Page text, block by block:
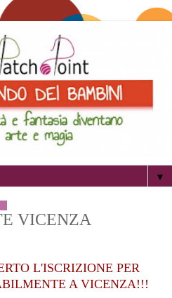
▼
VICENZA
L'ISCRIZIONE PER
A VICENZA!!!